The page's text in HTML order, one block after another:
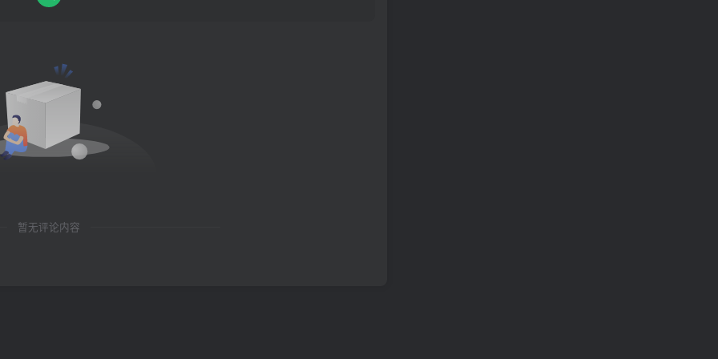
暂无评论内容